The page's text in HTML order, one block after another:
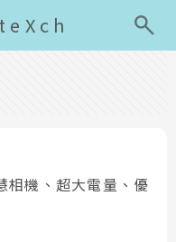
相機、超大電量、優